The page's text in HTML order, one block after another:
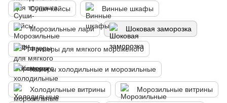
Суши-кейсы Винные шкафы
Морозильные лари Шоковая заморозка
Фризеры для мягкого мороженого
Камеры холодильные и морозильные
Холодильные витрины Морозильные витрины